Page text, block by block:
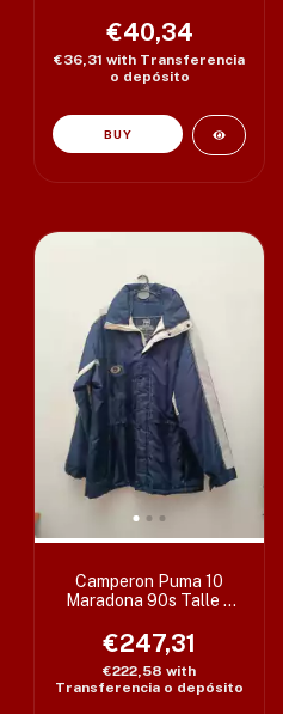
€40,34
€36,31 with Transferencia
o depósito
Camperon Puma 10
Maradona 90s Talle L
€247,31
€222,58 with
Transferencia o depósito